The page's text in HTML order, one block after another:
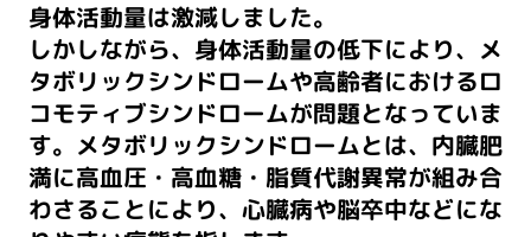
身体活動量は激減しました。
しかしながら、身体活動量の低下により、メ
タボリックシンドロームや高齢者におけるロ
コモティブシンドロームが問題となっていま
す。 メタボリックシンドロームとは、内臓肥
満に高血圧・高血糖・脂質代謝異常が組み合
わさることにより、心臓病や脳卒中などにな